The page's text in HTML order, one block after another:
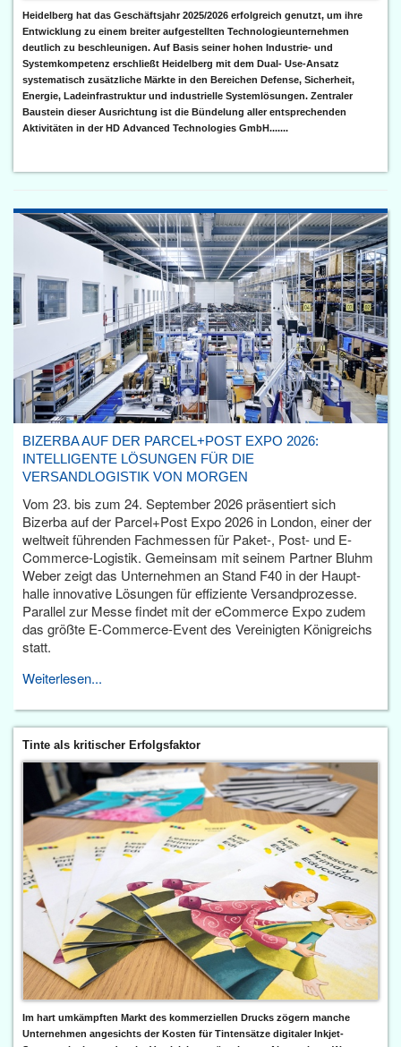
Heidelberg hat das Geschäftsjahr 2025/2026 erfolgreich genutzt, um ihre
Entwicklung zu einem breiter aufgestellten Technologieunternehmen
deutlich zu beschleunigen. Auf Basis seiner hohen Industrie- und
Systemkompetenz erschließt Heidelberg mit dem Dual- Use-Ansatz
systematisch zusätzliche Märkte in den Bereichen Defense, Sicherheit,
Energie, Ladeinfrastruktur und industrielle Systemlösungen. Zentraler
Baustein dieser Ausrichtung ist die Bündelung aller entsprechenden
Aktivitäten in der HD Advanced Technologies GmbH.......
BIZERBA AUF DER PARCEL+POST EXPO 2026:
INTELLIGENTE LÖSUNGEN FÜR DIE
VERSANDLOGISTIK VON MORGEN
Vom 23. bis zum 24. September 2026 präsentiert sich
Bizerba auf der Parcel+Post Expo 2026 in London, einer der
weltweit führenden Fachmessen für Paket-, Post- und E-
Commerce-Logistik. Gemeinsam mit seinem Partner Bluhm
Weber zeigt das Unternehmen an Stand F40 in der Haupt­
halle innovative Lösungen für effiziente Versandprozesse.
Parallel zur Messe findet mit der eCommerce Expo zudem
das größte E-Commerce-Event des Vereinigten Königreichs
statt.
Weiterlesen...
Tinte als kritischer Erfolgsfaktor
Im hart umkämpften Markt des kommerziellen Drucks zögern manche
Unternehmen angesichts der Kosten für Tintensätze digitaler Inkjet-